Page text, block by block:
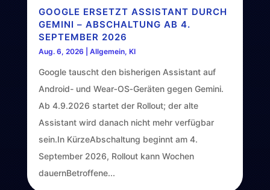
GOOGLE ERSETZT ASSISTANT DURCH
GEMINI – ABSCHALTUNG AB 4.
SEPTEMBER 2026
Aug. 6, 2026 Allgemein, KI
Google tauscht den bisherigen Assistant auf
Android- und Wear‑OS‑Geräten gegen Gemini.
Ab 4.9.2026 startet der Rollout; der alte
Assistant wird danach nicht mehr verfügbar
sein.In KürzeAbschaltung beginnt am 4.
September 2026, Rollout kann Wochen
dauernBetroffene...